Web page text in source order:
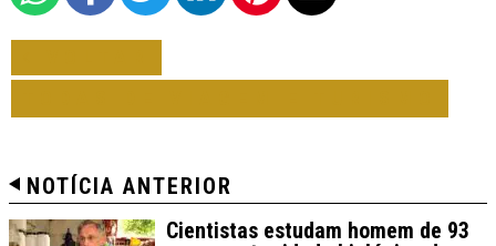
NOTÍCIA ANTERIOR
Cientistas estudam homem de 93